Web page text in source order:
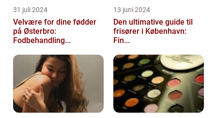
31 juli 2024
Velvære for dine fødder
på Østerbro:
Fodbehandling...
13 juni 2024
Den ultimative guide til
frisører i København:
Fin...